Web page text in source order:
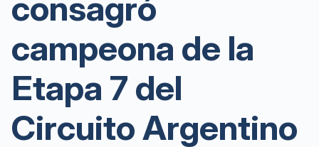
campeona de la
Etapa 7 del
Circuito Argentino